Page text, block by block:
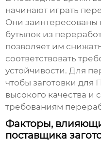
начинают играть
Они заинтересованы
бутылок из
позволяет им
соответствовать
устойчивости. Для
чтобызаготовки для
высокого качества и
требованиям
Факторы,
поставщика